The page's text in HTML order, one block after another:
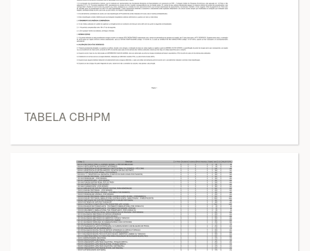
TABELA CBHPM